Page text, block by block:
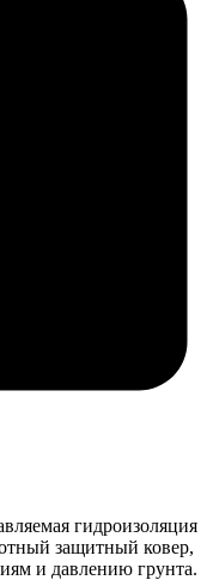
гидроизоляция
защитный ковер,
и давлению грунта.